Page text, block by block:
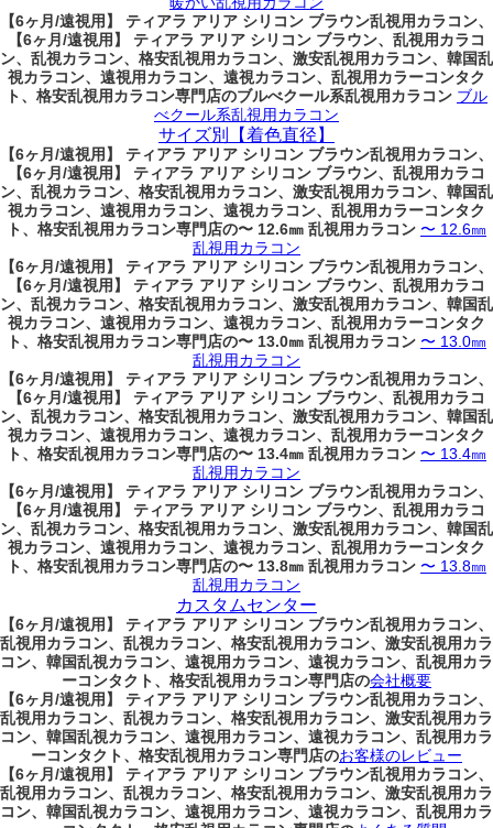
【6ヶ月/遠視用】 ティアラ アリア シリコン ブラウン乱視用カラコン、
【6ヶ月/遠視用】 ティアラ アリア シリコン ブラウン、乱視用カラコ
ン、乱視カラコン、格安乱視用カラコン、激安乱視用カラコン、韓国乱
視カラコン、遠視用カラコン、遠視カラコン、乱視用カラーコンタク
ト、格安乱視用カラコン専門店のブルべクール系乱視用カラコン ブル
べクール系乱視用カラコン
サイズ別【着色直径】
【6ヶ月/遠視用】 ティアラ アリア シリコン ブラウン乱視用カラコン、
【6ヶ月/遠視用】 ティアラ アリア シリコン ブラウン、乱視用カラコ
ン、乱視カラコン、格安乱視用カラコン、激安乱視用カラコン、韓国乱
視カラコン、遠視用カラコン、遠視カラコン、乱視用カラーコンタク
ト、格安乱視用カラコン専門店の〜 12.6㎜ 乱視用カラコン 〜 12.6㎜
乱視用カラコン
【6ヶ月/遠視用】 ティアラ アリア シリコン ブラウン乱視用カラコン、
【6ヶ月/遠視用】 ティアラ アリア シリコン ブラウン、乱視用カラコ
ン、乱視カラコン、格安乱視用カラコン、激安乱視用カラコン、韓国乱
視カラコン、遠視用カラコン、遠視カラコン、乱視用カラーコンタク
ト、格安乱視用カラコン専門店の〜 13.0㎜ 乱視用カラコン 〜 13.0㎜
乱視用カラコン
【6ヶ月/遠視用】 ティアラ アリア シリコン ブラウン乱視用カラコン、
【6ヶ月/遠視用】 ティアラ アリア シリコン ブラウン、乱視用カラコ
ン、乱視カラコン、格安乱視用カラコン、激安乱視用カラコン、韓国乱
視カラコン、遠視用カラコン、遠視カラコン、乱視用カラーコンタク
ト、格安乱視用カラコン専門店の〜 13.4㎜ 乱視用カラコン 〜 13.4㎜
乱視用カラコン
【6ヶ月/遠視用】 ティアラ アリア シリコン ブラウン乱視用カラコン、
【6ヶ月/遠視用】 ティアラ アリア シリコン ブラウン、乱視用カラコ
ン、乱視カラコン、格安乱視用カラコン、激安乱視用カラコン、韓国乱
視カラコン、遠視用カラコン、遠視カラコン、乱視用カラーコンタク
ト、格安乱視用カラコン専門店の〜 13.8㎜ 乱視用カラコン 〜 13.8㎜
乱視用カラコン
カスタムセンター
【6ヶ月/遠視用】 ティアラ アリア シリコン ブラウン乱視用カラコン、
乱視用カラコン、乱視カラコン、格安乱視用カラコン、激安乱視用カラ
コン、韓国乱視カラコン、遠視用カラコン、遠視カラコン、乱視用カラ
ーコンタクト、格安乱視用カラコン専門店の会社概要
【6ヶ月/遠視用】 ティアラ アリア シリコン ブラウン乱視用カラコン、
乱視用カラコン、乱視カラコン、格安乱視用カラコン、激安乱視用カラ
コン、韓国乱視カラコン、遠視用カラコン、遠視カラコン、乱視用カラ
ーコンタクト、格安乱視用カラコン専門店のお客様のレビュー
【6ヶ月/遠視用】 ティアラ アリア シリコン ブラウン乱視用カラコン、
乱視用カラコン、乱視カラコン、格安乱視用カラコン、激安乱視用カラ
コン、韓国乱視カラコン、遠視用カラコン、遠視カラコン、乱視用カラ